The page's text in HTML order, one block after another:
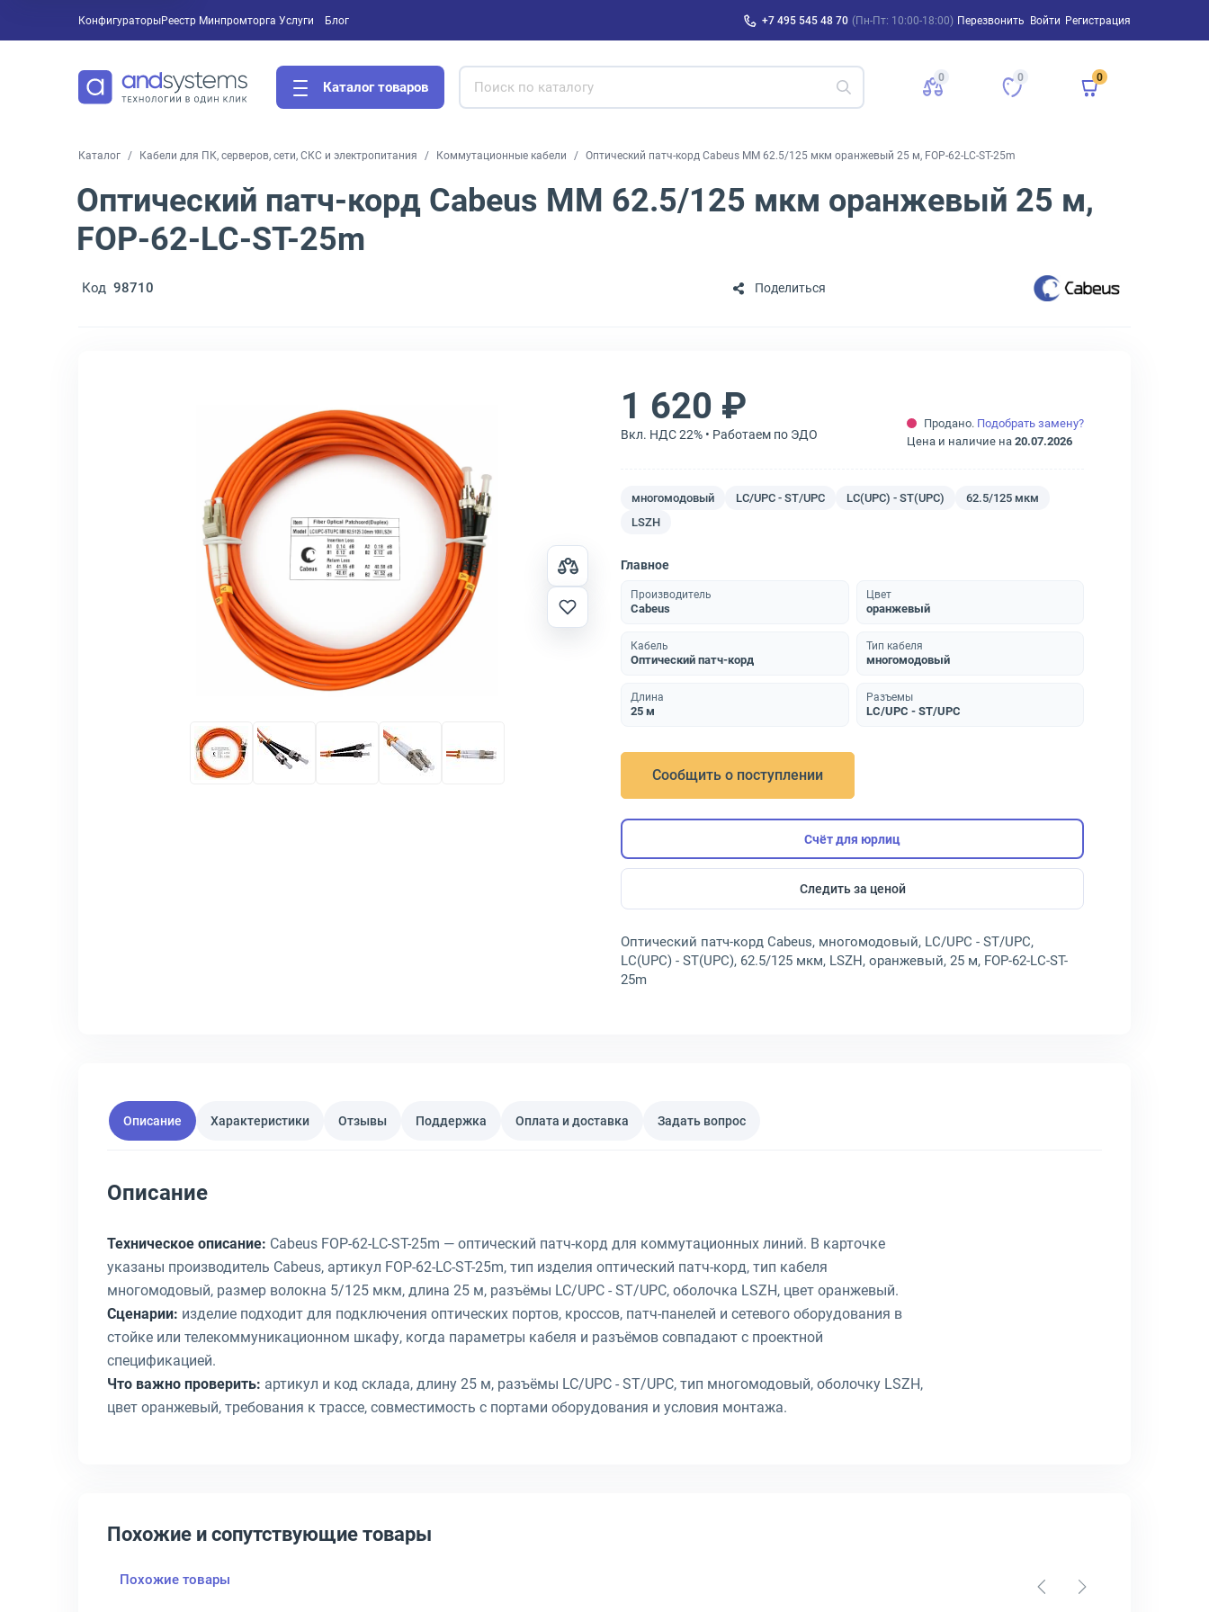
Конфигураторы Услуги
Реестр Минпромторга Блог +7 495 545 48 70 (Пн-Пт: 10:00-18:00) Перезвонить Войти Регистрация
Каталог товаров
0 0 0
Каталог Кабели для ПК, серверов, сети, СКС и электропитания Коммутационные кабели Оптический патч-корд Cabeus MM 62.5/125 мкм оранжевый 25 м, FOP-62-LC-ST-25m
Оптический патч-корд Cabeus MM 62.5/125 мкм оранжевый 25 м,
FOP-62-LC-ST-25m
Код 98710 Поделиться
1 620 ₽
Вкл. НДС 22% • Работаем по ЭДО
Продано. Подобрать замену?
Цена и наличие на 20.07.2026
многомодовый LC/UPC - ST/UPC LC(UPC) - ST(UPC)
62.5/125 мкм
LSZH
Главное
Производитель
Cabeus
Цвет
оранжевый
Кабель
Оптический патч-корд
Тип кабеля
многомодовый
Длина
25 м
Разъемы
LC/UPC - ST/UPC
Сообщить о поступлении
Счёт для юрлиц
Следить за ценой
Оптический патч-корд Cabeus, многомодовый, LC/UPC - ST/UPC,
LC(UPC) - ST(UPC), 62.5/125 мкм, LSZH, оранжевый, 25 м, FOP-62-LC-ST-
25m
Описание Характеристики Отзывы Поддержка Оплата и доставка Задать вопрос
Описание
Техническое описание: Cabeus FOP-62-LC-ST-25m — оптический патч-корд для коммутационных линий. В карточке
указаны производитель Cabeus, артикул FOP-62-LC-ST-25m, тип изделия оптический патч-корд, тип кабеля
многомодовый, размер волокна 5/125 мкм, длина 25 м, разъёмы LC/UPC - ST/UPC, оболочка LSZH, цвет оранжевый.
Сценарии: изделие подходит для подключения оптических портов, кроссов, патч-панелей и сетевого оборудования в
стойке или телекоммуникационном шкафу, когда параметры кабеля и разъёмов совпадают с проектной
спецификацией.
Что важно проверить: артикул и код склада, длину 25 м, разъёмы LC/UPC - ST/UPC, тип многомодовый, оболочку LSZH,
цвет оранжевый, требования к трассе, совместимость с портами оборудования и условия монтажа.
Похожие и сопутствующие товары
Похожие товары